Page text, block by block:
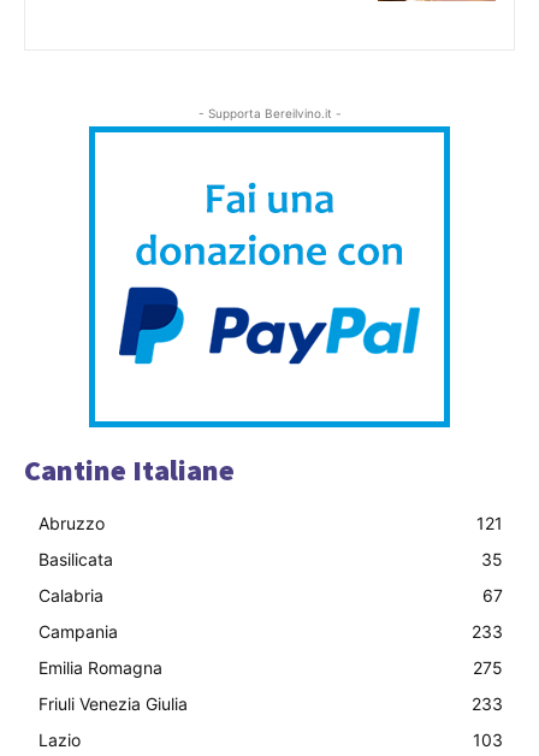
- Supporta Bereilvino.it -
Cantine Italiane
Abruzzo
121
Basilicata
35
Calabria
67
Campania
233
Emilia Romagna
275
Friuli Venezia Giulia
233
Lazio
103